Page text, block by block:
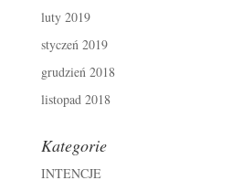
luty 2019
styczeń 2019
grudzień 2018
listopad 2018
Kategorie
INTENCJE